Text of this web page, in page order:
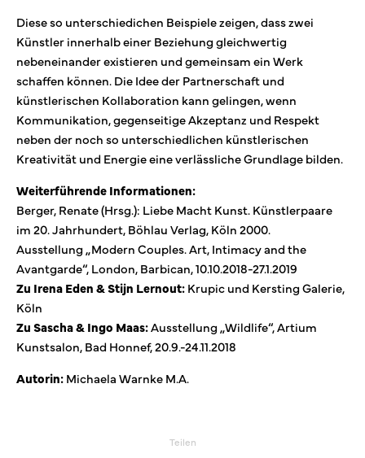
Diese so unterschiedichen Beispiele zeigen, dass zwei
Künstler innerhalb einer Beziehung gleichwertig
nebeneinander existieren und gemeinsam ein Werk
schaffen können. Die Idee der Partnerschaft und
künstlerischen Kollaboration kann gelingen, wenn
Kommunikation, gegenseitige Akzeptanz und Respekt
neben der noch so unterschiedlichen künstlerischen
Kreativität und Energie eine verlässliche Grundlage bilden.
Weiterführende Informationen:
Berger, Renate (Hrsg.): Liebe Macht Kunst. Künstlerpaare
im 20. Jahrhundert, Böhlau Verlag, Köln 2000.
Ausstellung „Modern Couples. Art, Intimacy and the
Avantgarde“, London, Barbican, 10.10.2018-27.1.2019
Zu Irena Eden & Stijn Lernout:Krupic und Kersting Galerie,
Köln
Zu Sascha & Ingo Maas:Ausstellung „Wildlife“, Artium
Kunstsalon, Bad Honnef, 20.9.-24.11.2018
Autorin:Michaela Warnke M.A.
Teilen